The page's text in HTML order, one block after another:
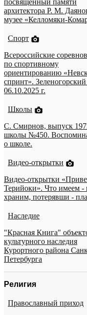
посвященный памяти
архитектора Р. М.
музее «Келломяки-
Спорт
Всероссийские
по спортивному
ориентированию
спринт».
06.10.2025 г.
Школы
С. Смирнов, выпуск
школы №450.
о школе.
Видео-открытки
Видео-открытки
Терийоки». Что имеем -
храним, потерявши -
Наследие
"Красная Книга"
культурного наследия
Курортного района
Петербурга
Религия
Православный приход